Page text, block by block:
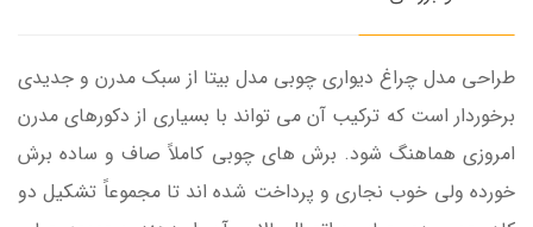
طراحی مدل چراغ دیواری چوبی مدل بیتا از سبک مدرن و جدیدی
برخوردار است که ترکیب آن می تواند با بسیاری از دکورهای مدرن
امروزی هماهنگ شود. برش های چوبی کاملاً صاف و ساده برش
خورده ولی خوب نجاری و پرداخت شده اند تا مجموعاً تشکیل دو